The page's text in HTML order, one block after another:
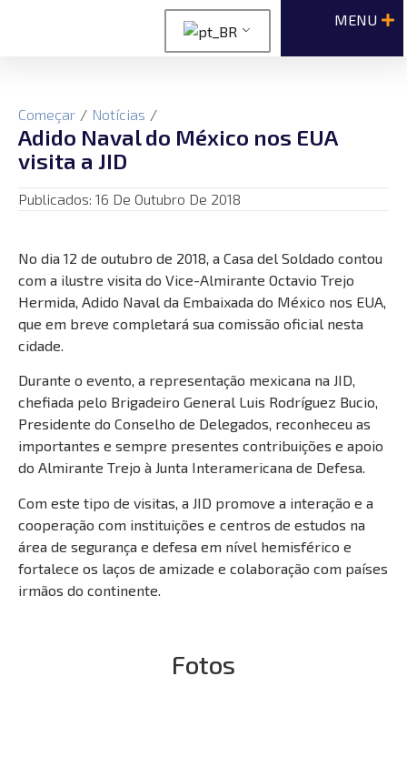
Começar / Notícias /
Adido Naval do México nos EUA
visita a JID
Publicados: 16 De Outubro De 2018
No dia 12 de outubro de 2018, a Casa del Soldado contou
com a ilustre visita do Vice-Almirante Octavio Trejo
Hermida, Adido Naval da Embaixada do México nos EUA,
que em breve completará sua comissão oficial nesta
cidade.
Durante o evento, a representação mexicana na JID,
chefiada pelo Brigadeiro General Luis Rodríguez Bucio,
Presidente do Conselho de Delegados, reconheceu as
importantes e sempre presentes contribuições e apoio
do Almirante Trejo à Junta Interamericana de Defesa.
Com este tipo de visitas, a JID promove a interação e a
cooperação com instituições e centros de estudos na
área de segurança e defesa em nível hemisférico e
fortalece os laços de amizade e colaboração com países
irmãos do continente.
Fotos